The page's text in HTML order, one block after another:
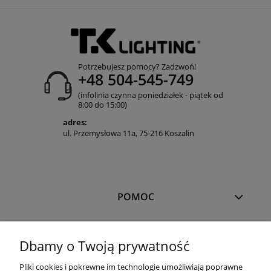
Potrzebujesz pomocy? Zadzwoń!
+48 504-545-749
(infolinia czynna poniedziałek - piątek od
8:00 do 15:00)
adres:
ul. Przemysłowa 11a, 75-216 Koszalin
POMOC
Dbamy o Twoją prywatność
Pliki cookies i pokrewne im technologie umożliwiają poprawne